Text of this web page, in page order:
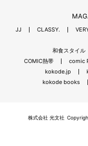
JJ CLASSY.
和食スタイル
COMIC熱帯
comic
kokode.jp
kokode books
株式会社 光文社